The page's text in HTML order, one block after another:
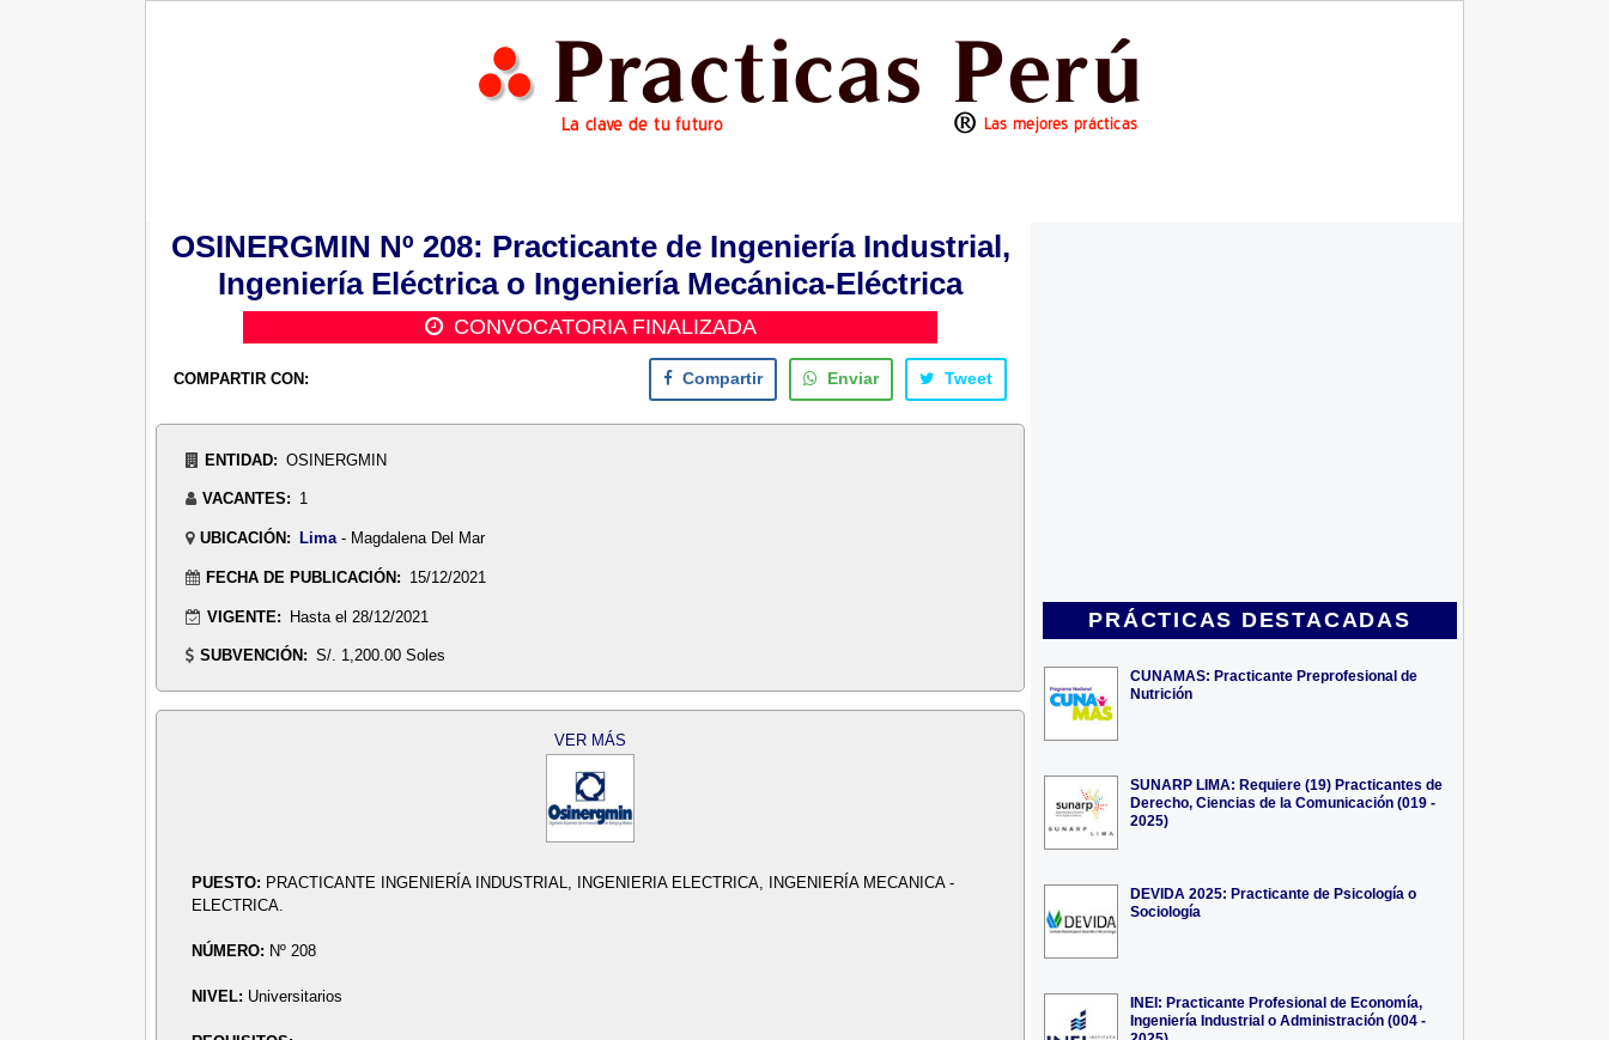
PRÁCTICAS DESTACADAS
CUNAMAS: Practicante Preprofesional de
Nutrición
SUNARP LIMA: Requiere (19) Practicantes de
Derecho, Ciencias de la Comunicación (019 -
2025)
DEVIDA 2025: Practicante de Psicología o
Sociología
INEI: Practicante Profesional de Economía,
Ingeniería Industrial o Administración (004 -
OSINERGMIN Nº 208: Practicante de Ingeniería Industrial,
Ingeniería Eléctrica o Ingeniería Mecánica-Eléctrica
CONVOCATORIA FINALIZADA
COMPARTIR CON: Compartir Enviar Tweet
ENTIDAD: OSINERGMIN
VACANTES: 1
UBICACIÓN: Lima- Magdalena Del Mar
FECHA DE PUBLICACIÓN: 15/12/2021
VIGENTE: Hasta el 28/12/2021
SUBVENCIÓN: S/. 1,200.00 Soles
VER MÁS
PUESTO: PRACTICANTE INGENIERÍA INDUSTRIAL, INGENIERIA ELECTRICA, INGENIERÍA MECANICA -
ELECTRICA.
NÚMERO: Nº 208
NIVEL: Universitarios